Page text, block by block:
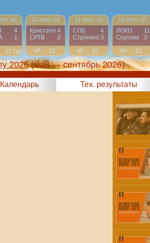
вс
4
1
11 тур
11 июл, сб
Кристалл 4
СРТВ
3
ЧР
10
тур
11 июл, сб
СПБ
4
Строгино 3
ЧР
10
тур
11 июл, сб
ЛОКО
11
Спутник
3
ЧР
10
тур
2026 (май — сентябрь 2026)
Календарь Тех. результаты